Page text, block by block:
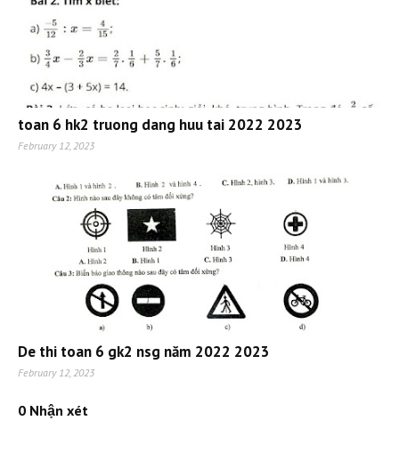
toan 6 hk2 truong dang huu tai 2022 2023
February 12, 2023
De thi toan 6 gk2 nsg năm 2022 2023
February 12, 2023
0 Nhận xét